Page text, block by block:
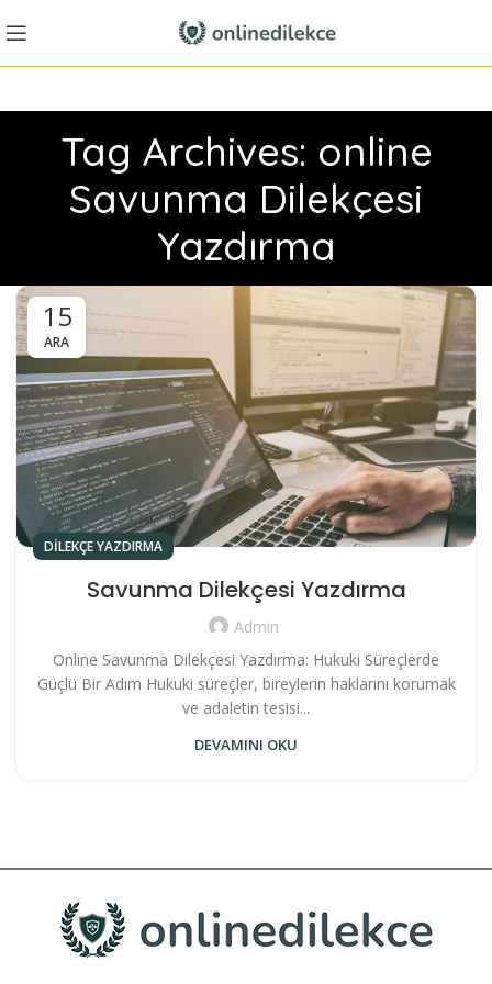
Tag Archives: online
Savunma Dilekçesi
Yazdırma
15
ARA
DILEKÇE YAZDIRMA
Savunma Dilekçesi Yazdırma
Admin
Online Savunma Dilekçesi Yazdırma: Hukuki Süreçlerde
Güçlü Bir Adım Hukuki süreçler, bireylerin haklarını korumak
ve adaletin tesisi...
DEVAMINI OKU